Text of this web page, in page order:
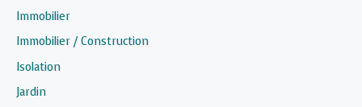
Immobilier
Immobilier / Construction
Isolation
Jardin